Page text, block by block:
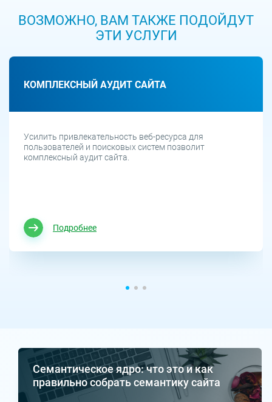
ВОЗМОЖНО, ВАМ ТАКЖЕ ПОДОЙДУТ
ЭТИ УСЛУГИ
КОМПЛЕКСНЫЙ АУДИТ САЙТА
Усилить привлекательность веб-ресурса для
пользователей и поисковых систем позволит
комплексный аудит сайта.
Подробнее
Семантическое ядро: что это и как
правильно собрать семантику сайта